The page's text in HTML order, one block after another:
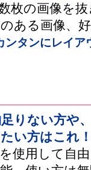
枚の画像を
ある画像、
ンタンにレイア
りない方や
い方はこれ
使用して自